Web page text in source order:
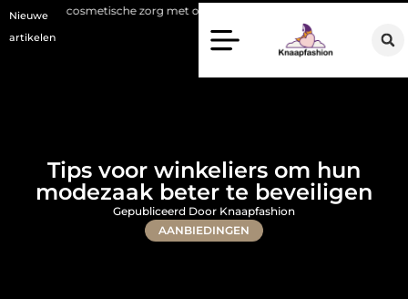
Nieuwe
artikelen
zorg met oog voor natuurlijke resultaten
Tips voor winkeliers om hun
modezaak beter te beveiligen
AANBIEDINGEN
Gepubliceerd Door Knaapfashion